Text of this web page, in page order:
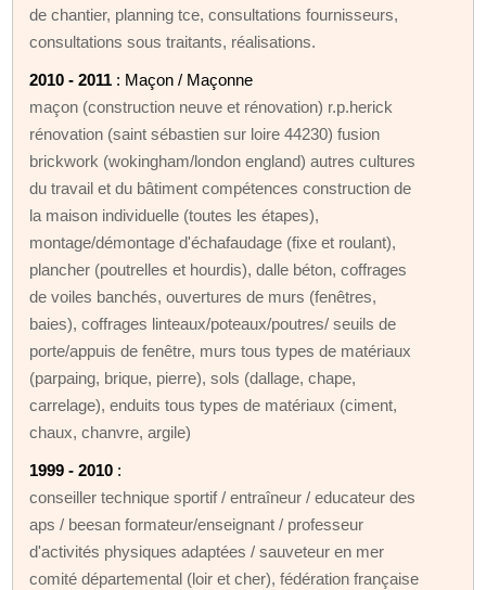
de chantier, planning tce, consultations fournisseurs,
consultations sous traitants, réalisations.
2010 - 2011 : Maçon / Maçonne
maçon (construction neuve et rénovation) r.p.herick
rénovation (saint sébastien sur loire 44230) fusion
brickwork (wokingham/london england) autres cultures
du travail et du bâtiment compétences construction de
la maison individuelle (toutes les étapes),
montage/démontage d'échafaudage (fixe et roulant),
plancher (poutrelles et hourdis), dalle béton, coffrages
de voiles banchés, ouvertures de murs (fenêtres,
baies), coffrages linteaux/poteaux/poutres/ seuils de
porte/appuis de fenêtre, murs tous types de matériaux
(parpaing, brique, pierre), sols (dallage, chape,
carrelage), enduits tous types de matériaux (ciment,
chaux, chanvre, argile)
1999 - 2010 :
conseiller technique sportif / entraîneur / educateur des
aps / beesan formateur/enseignant / professeur
d'activités physiques adaptées / sauveteur en mer
comité départemental (loir et cher), fédération française